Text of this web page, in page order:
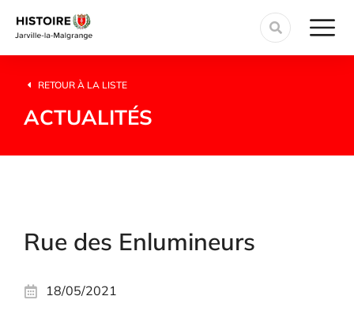
RETOUR À LA LISTE
ACTUALITÉS
Rue des Enlumineurs
18/05/2021